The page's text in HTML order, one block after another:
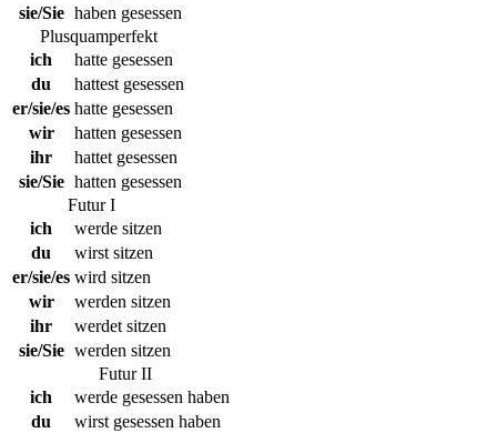
sie/Sie haben gesessen
Plusquamperfekt
ich
hatte gesessen
du
hattest gesessen
er/sie/es hatte gesessen
wir
hatten gesessen
ihr
hattet gesessen
sie/Sie hatten gesessen
Futur I
ich
werde sitzen
du
wirst sitzen
er/sie/es wird sitzen
wir
werden sitzen
ihr
werdet sitzen
sie/Sie werden sitzen
Futur II
ich
werde gesessen haben
du
wirst gesessen haben